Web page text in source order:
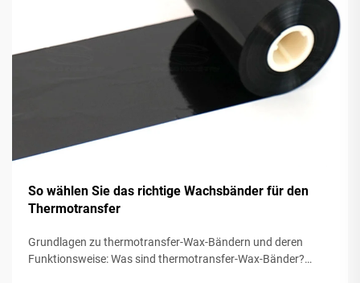
So wählen Sie das richtige Wachsbänder für den
Thermotransfer
Grundlagen zu thermotransfer-Wax-Bändern und deren
Funktionsweise: Was sind thermotransfer-Wax-Bänder?